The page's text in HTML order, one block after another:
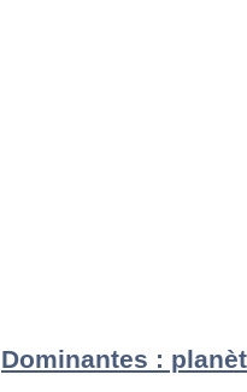
Dominantes :